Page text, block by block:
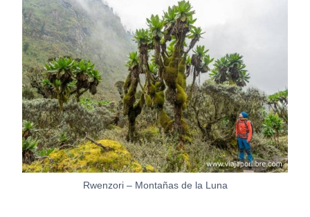
Rwenzori – Montañas de la Luna